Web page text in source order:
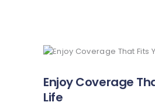
Enjoy Coverage
Life